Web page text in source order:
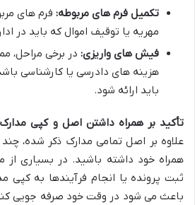
تکمیل فرم های مربوطه: فرم های
مهریه یا توقیف اموال که باید در
فیش های واریزی: در برخی مراحل،
هزینه های دادرسی یا کارشناسی
باید ارائه شود.
تأکید بر همراه داشتن اصل و کپی
علاوه بر اصل تمامی مدارک ذکر شده،
همراه خود داشته باشید. در بسیاری از
ثبت پرونده یا انجام فرآیندها به کپی
باعث می شود در وقت خود صرفه جویی